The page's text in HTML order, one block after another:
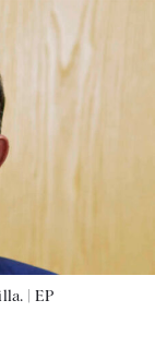
| EP